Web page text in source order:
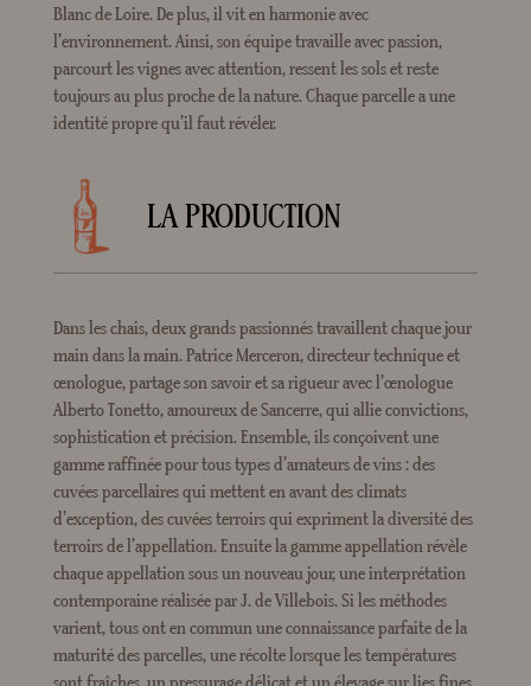
Blanc de Loire. De plus, il vit en harmonie avec
l’environnement. Ainsi, son équipe travaille avec passion,
parcourt les vignes avec attention, ressent les sols et reste
toujours au plus proche de la nature. Chaque parcelle a une
identité propre qu’il faut révéler.
LA PRODUCTION
Dans les chais, deux grands passionnés travaillent chaque jour
main dans la main. Patrice Merceron, directeur technique et
œnologue, partage son savoir et sa rigueur avec l’œnologue
Alberto Tonetto, amoureux de Sancerre, qui allie convictions,
sophistication et précision. Ensemble, ils conçoivent une
gamme raffinée pour tous types d’amateurs de vins : des
cuvées parcellaires qui mettent en avant des climats
d’exception, des cuvées terroirs qui expriment la diversité des
terroirs de l’appellation. Ensuite la gamme appellation révèle
chaque appellation sous un nouveau jour, une interprétation
contemporaine réalisée par J. de Villebois. Si les méthodes
varient, tous ont en commun une connaissance parfaite de la
maturité des parcelles, une récolte lorsque les températures